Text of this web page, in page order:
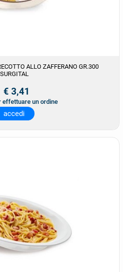
ALLO ZAFFERANO GR.300
SURGITAL
€ 3,41
effettuare un ordine
accedi